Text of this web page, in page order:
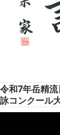
令和7年岳精
詠コンクール